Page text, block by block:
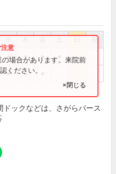
祝
● ● ●
● ●
場合があります。来院前
ください。
×閉じる
ドックなどは、さがらパース